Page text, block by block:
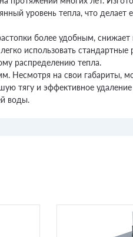
уровень тепла, что делает
более удобным, снижает
использовать стандартные
распределению тепла.
Несмотря на свои габариты,
тягу и эффективное
воды.